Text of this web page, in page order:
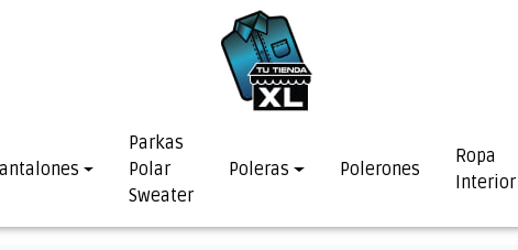
Parkas
Polar
Sweater
Poleras Polerones
Ropa
Interior